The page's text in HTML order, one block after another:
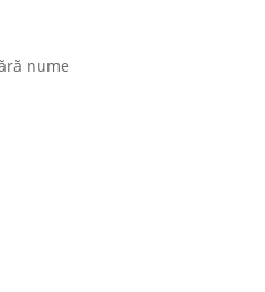
nume